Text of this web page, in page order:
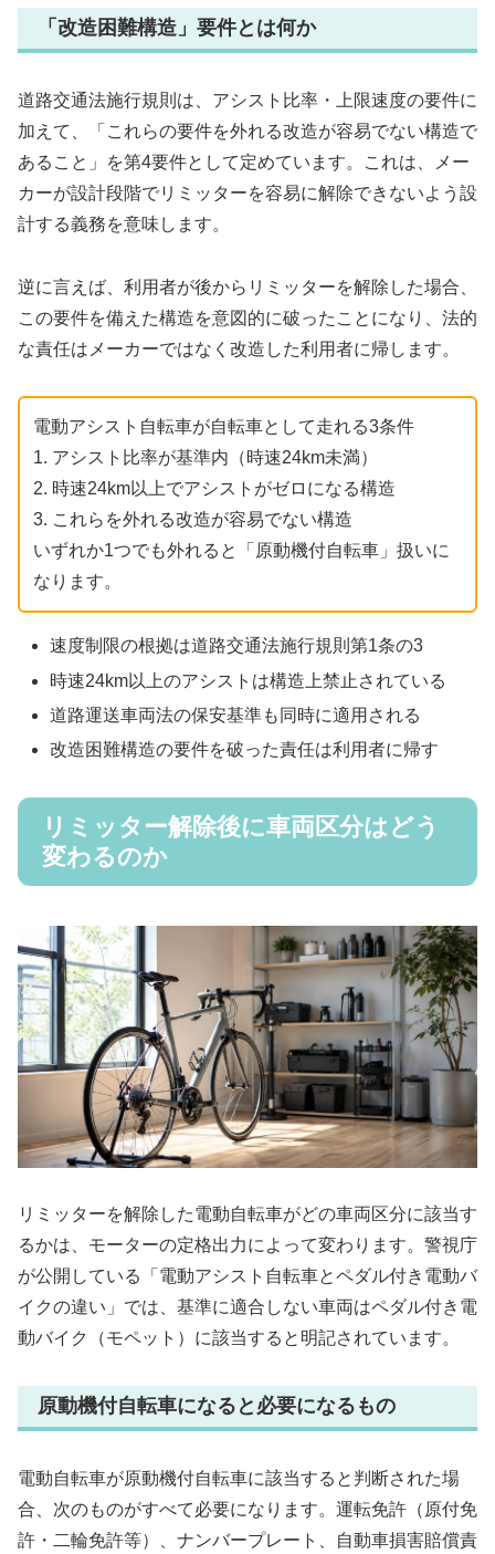
「改造困難構造」要件とは何か
道路交通法施行規則は、アシスト比率・上限速度の要件に
加えて、「これらの要件を外れる改造が容易でない構造で
あること」を第4要件として定めています。これは、メー
カーが設計段階でリミッターを容易に解除できないよう設
計する義務を意味します。
逆に言えば、利用者が後からリミッターを解除した場合、
この要件を備えた構造を意図的に破ったことになり、法的
な責任はメーカーではなく改造した利用者に帰します。
電動アシスト自転車が自転車として走れる3条件
1. アシスト比率が基準内（時速24km未満）
2. 時速24km以上でアシストがゼロになる構造
3. これらを外れる改造が容易でない構造
いずれか1つでも外れると「原動機付自転車」扱いに
なります。
速度制限の根拠は道路交通法施行規則第1条の3
時速24km以上のアシストは構造上禁止されている
道路運送車両法の保安基準も同時に適用される
改造困難構造の要件を破った責任は利用者に帰す
リミッター解除後に車両区分はどう
変わるのか
リミッターを解除した電動自転車がどの車両区分に該当す
るかは、モーターの定格出力によって変わります。警視庁
が公開している「電動アシスト自転車とペダル付き電動バ
イクの違い」では、基準に適合しない車両はペダル付き電
動バイク（モペット）に該当すると明記されています。
原動機付自転車になると必要になるもの
電動自転車が原動機付自転車に該当すると判断された場
合、次のものがすべて必要になります。運転免許（原付免
許・二輪免許等）、ナンバープレート、自動車損害賠償責